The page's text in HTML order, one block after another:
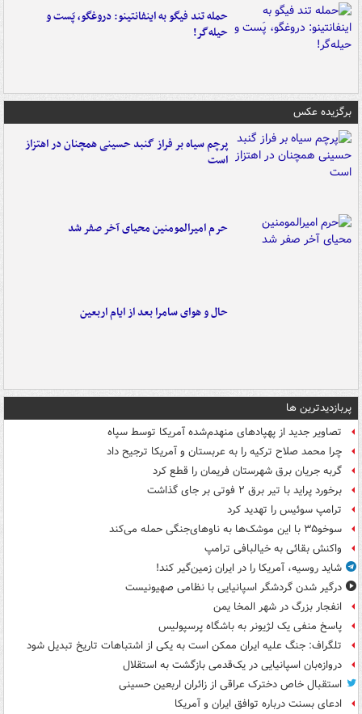
حمله تند فیگو به اینفانتینو: دروغگو، پَست‌ و
حیله‌گر!
برگزیده عکس
پرچم سیاه بر فراز گنبد حسینی همچنان در اهتزاز
است
حرم امیرالمومنین محیای آخر صفر شد
حال و هوای سامرا بعد از ایام اربعین
پربازدیدترین ها
تصاویر جدید از پهپادهای منهدم‌شده آمریکا توسط سپاه
چرا محمد صلاح ترکیه را به عربستان و آمریکا ترجیح داد
گربه جریان برق شهرستان فریمان را قطع کرد
برخورد پراید با تیر برق ۲ فوتی بر جای گذاشت
ترامپ سوئیس را تهدید کرد
سوخو۳۵ با این موشک‌ها به ناوهای‌جنگی حمله می‌کند
واکنش بقائی به خیالبافی ترامپ
شاید روسیه، آمریکا را در ایران زمین‌گیر کند!
درگیر شدن گردشگر اسپانیایی با نظامی صهیونیست
انفجار بزرگ در شهر المخا یمن
پاسخ منفی یک لژیونر به باشگاه پرسپولیس
تلگراف: جنگ علیه ایران ممکن است به یکی از اشتباهات تاریخ تبدیل شود
دروازه‌بان اسپانیایی در یک‌قدمی بازگشت به استقلال
استقبال خاص دخترک عراقی از زائران اربعین حسینی
ادعای بسنت درباره توافق ایران و آمریکا